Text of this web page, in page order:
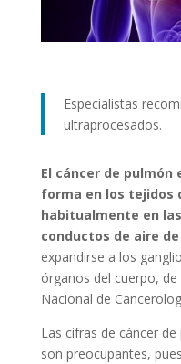
Especialistas
ultraprocesados.
El cáncer de pulmón
forma en los tejidos
habitualmente en
conductos de aire
expandirse a los
órganos del cuerpo,
Nacional de
Las cifras de cáncer
son preocupantes,